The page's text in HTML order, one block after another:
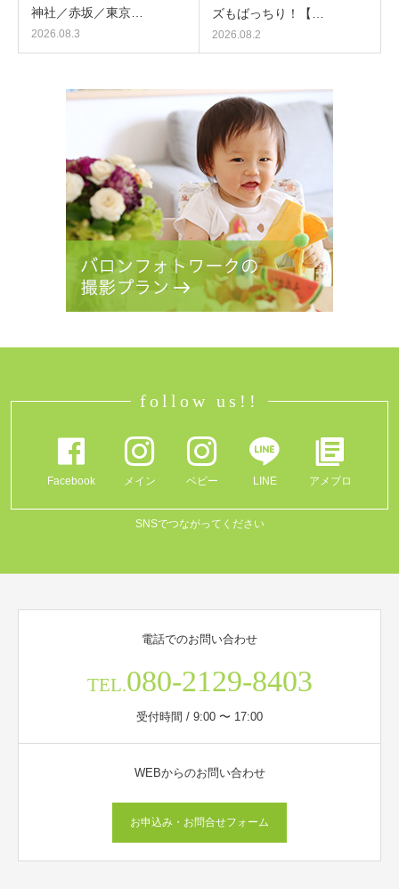
神社／赤坂／東京…
2026.08.3
ズもばっちり！【…
2026.08.2
follow us!!
Facebook メイン ベビー LINE アメブロ
SNSでつながってください
電話でのお問い合わせ
TEL.080-2129-8403
受付時間 / 9:00 〜 17:00
WEBからのお問い合わせ
お申込み・お問合せフォーム